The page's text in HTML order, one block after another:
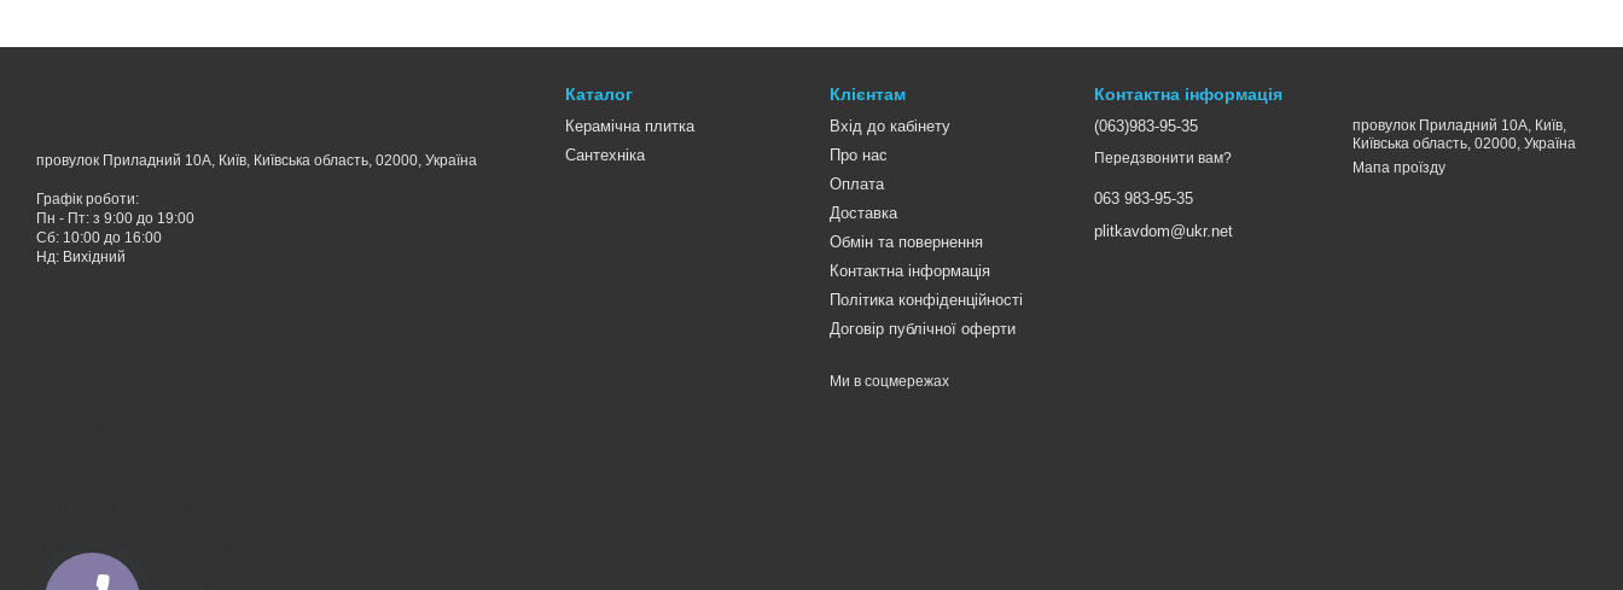
провулок Приладний 10А, Київ, Київська область, 02000, Україна
Графік роботи:
Пн - Пт: з 9:00 до 19:00
Сб: 10:00 до 16:00
Нд: Вихідний
Договір публічної оферти
Каталог
Керамічна плитка
Сантехніка
Клієнтам
Вхід до кабінету
Про нас
Оплата
Доставка
Обмін та повернення
Контактна інформація
Політика конфіденційності
Договір публічної оферти
Ми в соцмережах
Контактна інформація
(063)983-95-35
Передзвонити вам?
063 983-95-35
plitkavdom@ukr.net
провулок Приладний 10А, Київ,
Київська область, 02000, Україна
Мапа проїзду